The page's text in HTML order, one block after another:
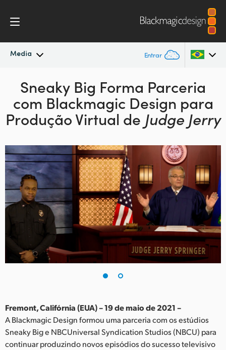
Media Entrar
Novidades
Arquivo
Argentina
Australia
Austria
Canada
China
Denmark
Finland
France
India
Italy
Sneaky Big Forma Parceria
com Blackmagic Design para
Produção Virtual de Judge Jerry
Fremont, Califórnia (EUA) – 19 de maio de 2021 –
A Blackmagic Design formou uma parceria com os estúdios
Sneaky Big e NBCUniversal Syndication Studios (NBCU) para
continuar produzindo novos episódios do sucesso televisivo